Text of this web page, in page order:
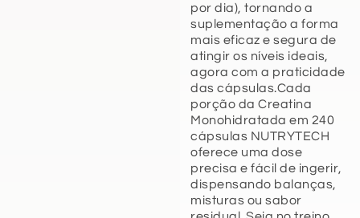
por dia), tornando a
suplementação a forma
mais eficaz e segura de
atingir os níveis ideais,
agora com a praticidade
das cápsulas.Cada
porção da Creatina
Monohidratada em 240
cápsulas NUTRYTECH
oferece uma dose
precisa e fácil de ingerir,
dispensando balanças,
misturas ou sabor